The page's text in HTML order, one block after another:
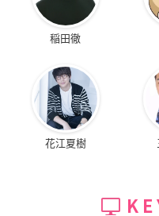
稲田徹
花江夏樹